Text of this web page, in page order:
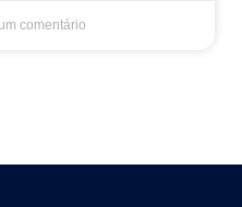
comentário